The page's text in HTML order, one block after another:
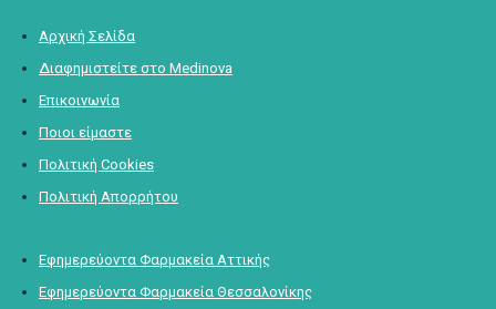
Αρχική Σελίδα
Διαφημιστείτε στο Medinova
Επικοινωνία
Ποιοι είμαστε
Πολιτική Cookies
Πολιτική Απορρήτου
Εφημερεύοντα Φαρμακεία Αττικής
Εφημερεύοντα Φαρμακεία Θεσσαλονίκης